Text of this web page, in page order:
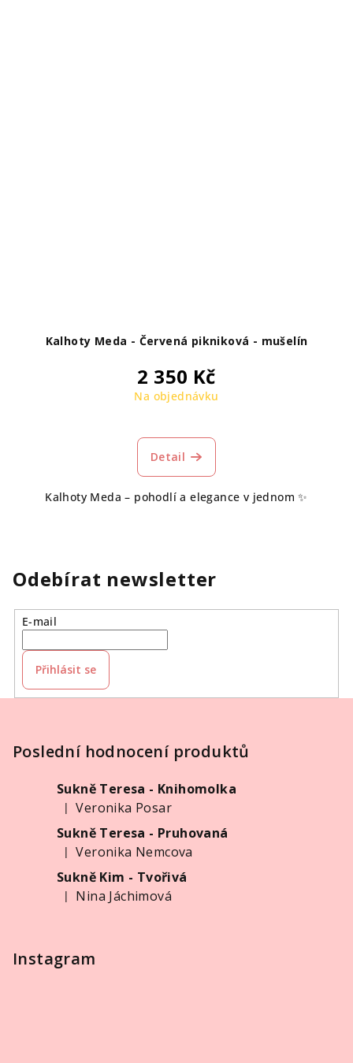
Kalhoty Meda - Červená pikniková - mušelín
2 350 Kč
Na objednávku
Detail
Kalhoty Meda – pohodlí a elegance v jednom ✨
Odebírat newsletter
E-mail
Přihlásit se
Poslední hodnocení produktů
Sukně Teresa - Knihomolka
Hodnocení produktu je 5 z 5 hvězdiček.
|
Veronika Posar
Sukně Teresa - Pruhovaná
Hodnocení produktu je 5 z 5 hvězdiček.
|
Veronika Nemcova
Sukně Kim - Tvořivá
Hodnocení produktu je 5 z 5 hvězdiček.
| Nina Jáchimová
Instagram